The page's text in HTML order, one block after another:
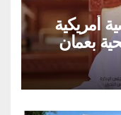
أمريكية
بعمان